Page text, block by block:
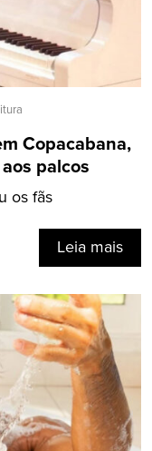
Copacabana,
palcos
os fãs
Leia mais